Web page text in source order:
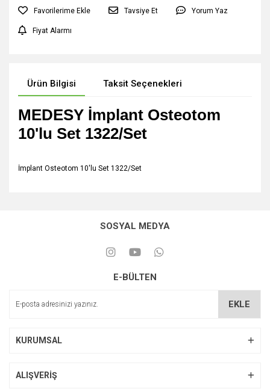
Tavsiye Et Yorum Yaz
Fiyat Alarmı
Ürün Bilgisi Taksit Seçenekleri
MEDESY İmplant Osteotom
10'lu Set 1322/Set
İmplant Osteotom 10'lu Set 1322/Set
SOSYAL MEDYA
E-BÜLTEN
EKLE
KURUMSAL
ALIŞVERİŞ